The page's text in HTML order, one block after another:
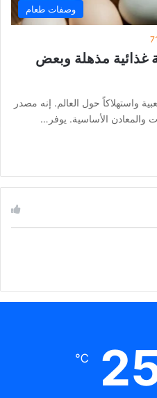
وصفات طعام
غذائية مذهلة وبعض
واستهلاكاً حول العالم. إنه مصدر
والمعادن الأساسية. يوفر…
℃